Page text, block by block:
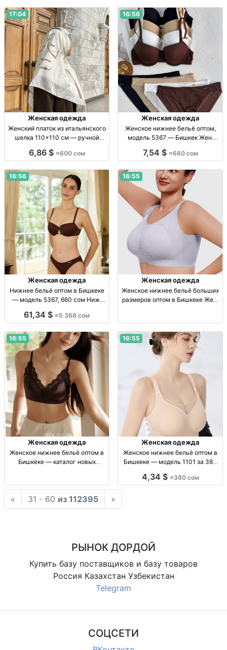
17:04
Женская одежда
Женский платок из итальянского
шелка 110×110 см — ручной
110×110 см, итал. шелк, ручн.
6,86 $ ≈600 сом
16:56
Женская одежда
Женское нижнее бельё оптом,
модель 5367 — Бишкек Жен.
Бишкек, Дордой, 660 сом
7,54 $ ≈660 сом
16:56
Женская одежда
Нижнее бельё оптом в Бишкеке
— модель 5367, 660 сом Ниж.
Бишкек, рынок Дордой.
61,34 $ ≈5 368 сом
16:55
Женская одежда
Женское нижнее бельё больших
размеров оптом в Бишкеке Жен.
16:55
Женская одежда
Женское нижнее бельё оптом в
Бишкеке — каталог новых
Дордой, «Мир белья», 6 р., 15
конт.
16:55
Женская одежда
Женское нижнее бельё оптом в
Бишкеке — модель 1101 за 380
модель 1101, опт, 380 сом,
4,34 $ ≈380 сом
« 31 - 60 из 112395 »
РЫНОК ДОРДОЙ
Купить базу поставщиков и базу товаров
Россия Казахстан Узбекистан
Telegram
СОЦСЕТИ